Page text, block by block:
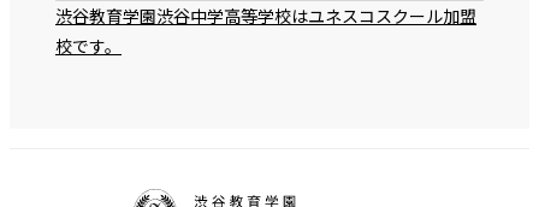
渋谷教育学園渋谷中学高等学校はユネスコスクール加盟
校です。